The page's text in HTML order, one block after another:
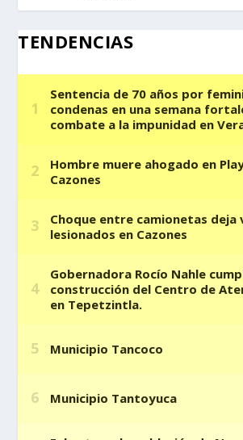
TENDENCIAS